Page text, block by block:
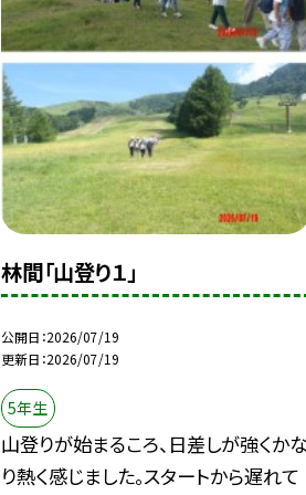
林間「山登り１」
公開日 2026/07/19
更新日 2026/07/19
5年生
山登りが始まるころ、日差しが強くか
り熱く感じました。スタートから遅れて